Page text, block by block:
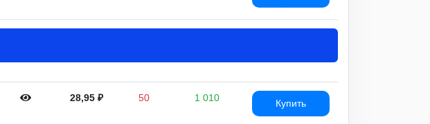
28,95₽ 50 1 010
Купить